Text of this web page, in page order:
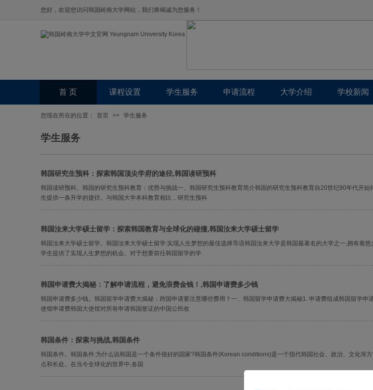
您好，欢迎您访问韩国岭南大学网站，我们将竭诚为您服务！
首 页 课程设置 学生服务 申请流程 大学介绍 学校新闻
您现在所在的位置： 首页 >> 学生服务
学生服务
韩国研究生预科：探索韩国顶尖学府的途径,韩国读研预科
韩国读研预科。韩国的研究生预科教育：优势与挑战一、韩国研究生预科教育简介韩国的研究生预科教育自20世纪90年代开始
生提供一条升学的捷径。与韩国大学本科教育相比，研究生预科
韩国汝来大学硕士留学：探索韩国教育与全球化的碰撞,韩国汝来大学硕士留学
韩国汝来大学硕士留学。韩国汝来大学硕士留学:实现人生梦想的最佳选择导语韩国汝来大学是韩国最著名的大学之一,拥有着
学生提供了实现人生梦想的机会。对于想要前往韩国留学的学
韩国申请费大揭秘：了解申请流程，避免浪费金钱！,韩国申请费多少钱
韩国申请费多少钱。韩国留学申请费大揭秘：跨国申请要注意哪些费用？一、韩国留学申请费大揭秘1. 申请费组成韩国留学申
使馆申请费韩国大使馆对所有申请韩国签证的中国公民收
韩国条件：探索与挑战,韩国条件
韩国条件。韩国条件:为什么说韩国是一个条件很好的国家?韩国条件(Korean conditions)是一个指代韩国社会、政治、文化等
点和长处。在当今全球化的世界中,各国